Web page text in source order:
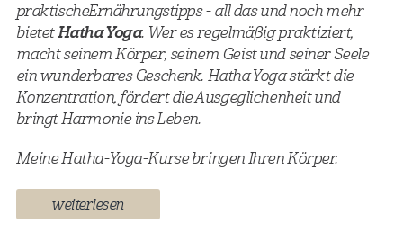
praktische Ernährungstipps - all das und noch mehr
bietetHatha Yoga. Wer es regelmäßig praktiziert,
macht seinem Körper, seinem Geist und seiner Seele
ein wunderbares Geschenk. Hatha Yoga stärkt die
Konzentration, fördert die Ausgeglichenheit und
bringt Harmonie ins Leben.
Meine Hatha-Yoga-Kurse bringen Ihren Körper.
weiterlesen